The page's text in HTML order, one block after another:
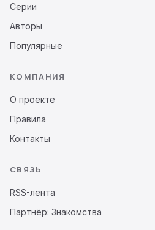
Серии
Авторы
Популярные
КОМПАНИЯ
О проекте
Правила
Контакты
СВЯЗЬ
RSS-лента
Партнёр: Знакомства